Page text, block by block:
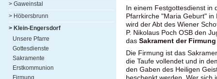
> Gaweinstal
> Höbersbrunn
> Klein-Engersdorf
Unsere Pfarre
Gottesdienste
Sakramente
Erstkommunion
Firmung
In einem Festgottesdienst in
Pfarrkirche "Maria Geburt" in
wird der Abt des Wiener
P. Nikolaus Poch OSB den
das Sakrament der Firmung
Die Firmung ist das
die Taufe vollendet und in
den Gaben des Heiligen